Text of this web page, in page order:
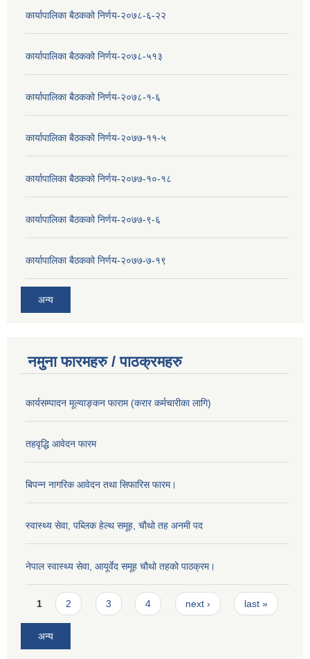
कार्यापालिका बैठकको निर्णय-२०७८-६-२२
कार्यापालिका बैठकको निर्णय-२०७८-५१३
कार्यापालिका बैठकको निर्णय-२०७८-१-६
कार्यापालिका बैठकको निर्णय-२०७७-११-५
कार्यापालिका बैठकको निर्णय-२०७७-१०-१८
कार्यापालिका बैठकको निर्णय-२०७७-९-६
कार्यापालिका बैठकको निर्णय-२०७७-७-१९
अन्य
नमुना फारमहरु / पाठक्रमहरु
कार्यसम्पादन मूल्याङ्कन फाराम (करार कर्मचारीका लागि)
तहवृद्धि आवेदन फारम
बिपन्‍न नागरिक आवेदन तथा सिफारिस फारम।
स्वास्थ्य सेवा, पब्लिक हेल्‍थ समूह, चौथो तह अनमी पद
नेपाल स्वास्थ्य सेवा, आयूर्वेद समूह चौथो तहको पाठक्रम।
Pages
1 2 3 4 next › last »
अन्य